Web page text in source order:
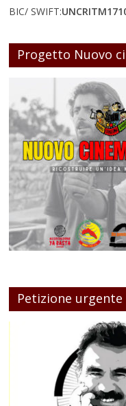
BIC/ SWIFT:
Progetto Nuovo
Petizione